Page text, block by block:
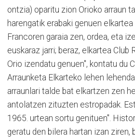
ontzia) oparitu zion Orioko arraun
harengatik erabaki genuen
Francoren garaia zen, ordea, eta
euskaraz jarri; beraz, elkartea Club
Orio izendatu genuen", kontatu du
Arraunketa Elkarteko lehen
arraunlari talde bat elkartzen zen
antolatzen zituzten estropadak.
1965. urtean sortu genituen".
geratu den bilera hartan izan ziren,